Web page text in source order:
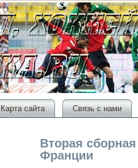
Карта сайта Связь с нами
Вторая
Франции